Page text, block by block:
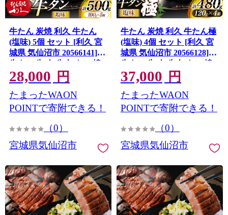
牛たん 炭焼 利久 牛たん
(塩味) 5個 セット [利久 宮
城県 気仙沼市 20566141]
牛タン 牛 肉 牛肉 タン 焼
肉 キャンプ アウトドア バ
ーベキュー BBQ 牛タン塩
牛たん塩 冷凍 小分け 個包
装
28,000 円
たまったWAON
POINTで寄附できる！
（0）
宮城県気仙沼市
牛たん 炭焼 利久 牛たん極
(塩味) 4個 セット [利久 宮
城県 気仙沼市 20566128]
牛タン 牛 肉 牛肉 タン 焼
肉 キャンプ アウトドア バ
ーベキュー BBQ 牛タン塩
牛たん塩 冷凍 小分け 個包
装
37,000 円
たまったWAON
POINTで寄附できる！
（0）
宮城県気仙沼市